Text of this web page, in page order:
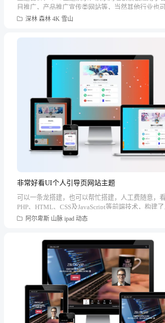
目推广，产品推广宣传类网站等，当然其他行业也
题...深林 森林 4K 雪山
非常好看UI个人引导页网站主题
可以一条龙搭建，也可以帮忙搭建，人工费随意，
PHP、HTML、CSS及JavaScript等前端技术，构建了...
阿尔卑斯 山脉 ipad 动态